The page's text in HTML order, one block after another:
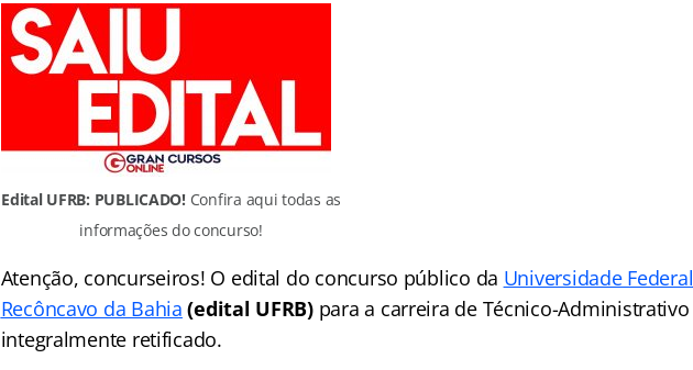
Edital UFRB: PUBLICADO!Confira aqui todas as
informações do concurso!
Atenção, concurseiros! O edital do concurso público da Universidade
Recôncavo da Bahia (edital UFRB)para a carreira de Técnico-
integralmente retificado.